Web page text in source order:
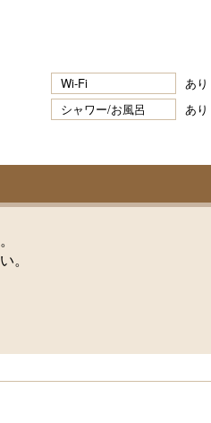
Wi-Fi
あり
シャワー/お風呂 あり
。